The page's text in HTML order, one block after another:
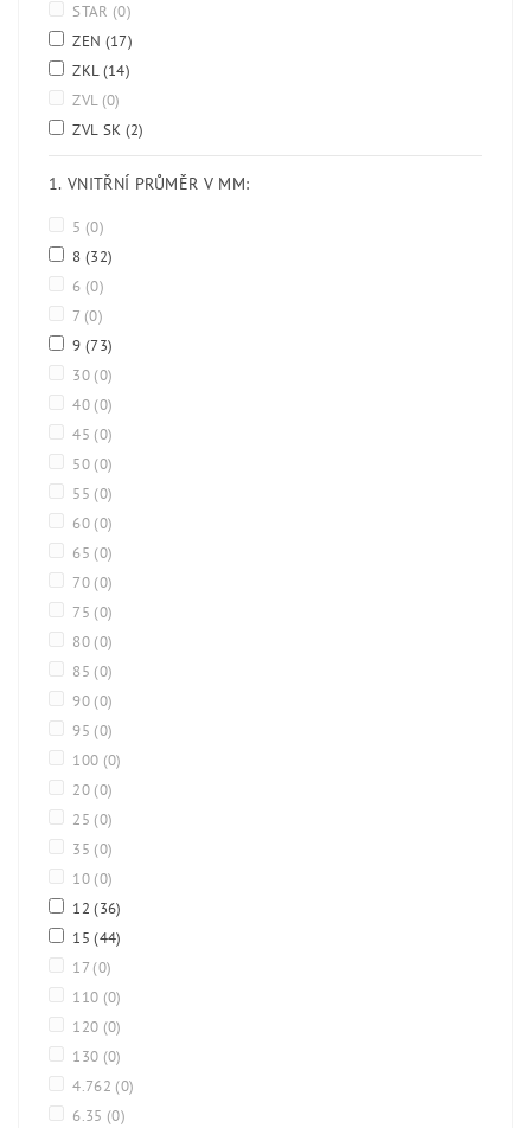
STAR (0)
ZEN (17)
ZKL(14)
ZVL (0)
ZVL SK (2)
1. VNITŘNÍ PRŮMĚR V MM:
5 (0)
8 (32)
6 (0)
7 (0)
9 (73)
30 (0)
40 (0)
45 (0)
50 (0)
55 (0)
60 (0)
65 (0)
70 (0)
75 (0)
80 (0)
85 (0)
90 (0)
95 (0)
100 (0)
20 (0)
25 (0)
35 (0)
10 (0)
12(36)
15(44)
17 (0)
110 (0)
120 (0)
130 (0)
4.762 (0)
6.35 (0)